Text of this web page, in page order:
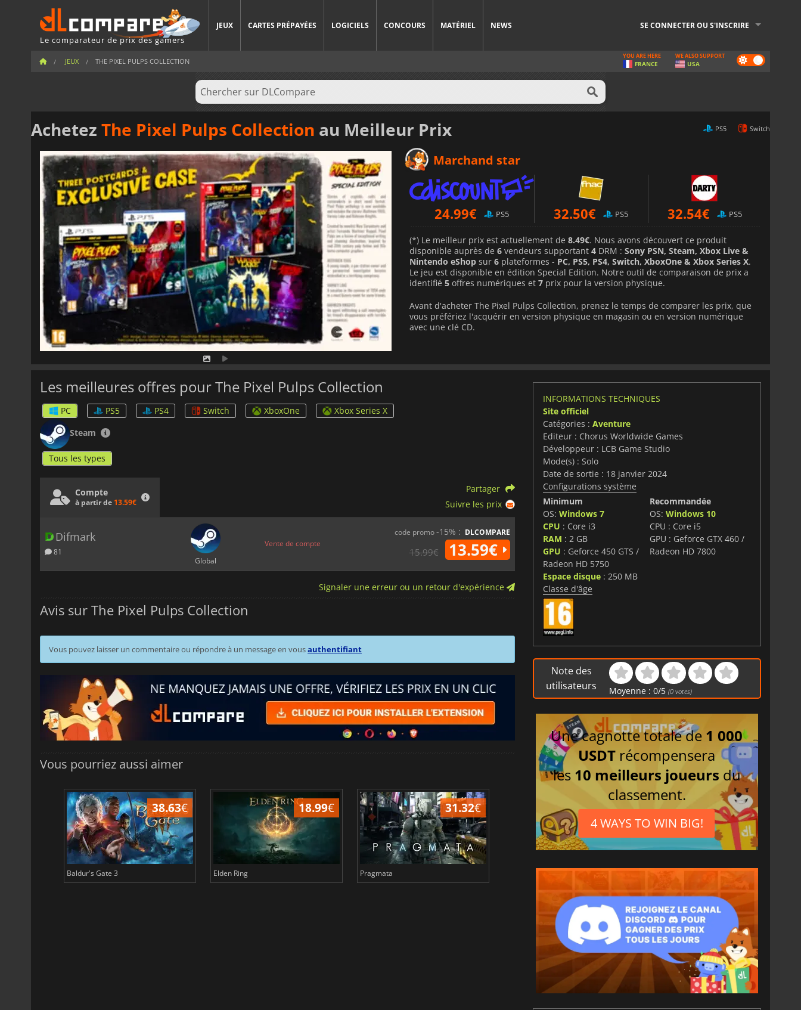
Le comparateur de prix des gamers
JEUX CARTES PRÉPAYÉES LOGICIELS CONCOURS MATÉRIEL NEWS SE CONNECTER OU S'INSCRIRE
JEUX THE PIXEL PULPS COLLECTION Dark
mode
YOU ARE HERE
FRANCE
WE ALSO SUPPORT
USA
Achetez The Pixel Pulps Collection au Meilleur Prix PS5 Switch
Marchand star
24.99€ PS5 32.50€ PS5 32.54€ PS5
(*) Le meilleur prix est actuellement de 8.49€. Nous avons découvert ce produit
disponible auprès de 6 vendeurs supportant 4 DRM : Sony PSN, Steam, Xbox Live &
Nintendo eShop sur 6 plateformes - PC, PS5, PS4, Switch, XboxOne & Xbox Series X.
Le jeu est disponible en édition Special Edition. Notre outil de comparaison de prix a
identifié 5 offres numériques et 7 prix pour la version physique.
Avant d'acheter The Pixel Pulps Collection, prenez le temps de comparer les prix, que
vous préfériez l'acquérir en version physique en magasin ou en version numérique
avec une clé CD.
Les meilleures offres pour The Pixel Pulps Collection
PC PS5 PS4 Switch XboxOne
Xbox Series X
Steam
Tous les types
Compte
à partir de 13.59€
Partager
Suivre les prix
Difmark
81
Global
Vente de compte
code promo-15% : DLCOMPARE
15.99€ 13.59€
Signaler une erreur ou un retour d'expérience
Avis sur The Pixel Pulps Collection
Vous pouvez laisser un commentaire ou répondre à un message en vousauthentifiant
Vous pourriez aussi aimer
38.63€
Baldur's Gate 3
18.99€
Elden Ring
31.32€
Pragmata
6.75€
Total War WARHAMMER 3
15.48
Lies Of P
INFORMATIONS TECHNIQUES
Site officiel
Catégories : Aventure
Editeur : Chorus Worldwide Games
Développeur : LCB Game Studio
Mode(s) : Solo
Date de sortie : 18 janvier 2024
Configurations système
Minimum
OS: Windows 7
CPU : Core i3
RAM : 2 GB
GPU : Geforce 450 GTS /
Radeon HD 5750
Espace disque: 250 MB
Recommandée
OS:Windows 10
CPU : Core i5
GPU : Geforce GTX 460 /
Radeon HD 7800
Classe d'âge
Note des
utilisateurs
Moyenne :0/5 (0 votes)
Une cagnotte totale de 1 000
USDT récompensera
les 10 meilleurs joueurs du
classement.
4 WAYS TO WIN BIG!